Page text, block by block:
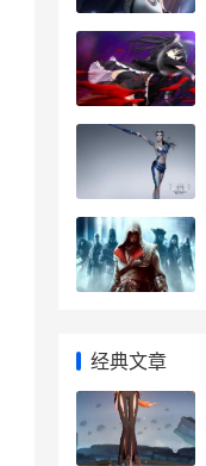
经典文章